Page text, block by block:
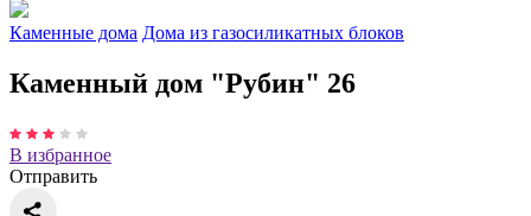
Каменные дома Дома из газосиликатных блоков
Каменный дом "Рубин" 26
В избранное
Отправить